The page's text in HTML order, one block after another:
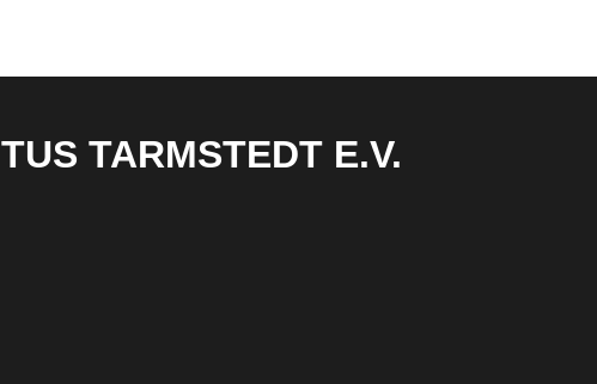
TUS TARMSTEDT E.V.